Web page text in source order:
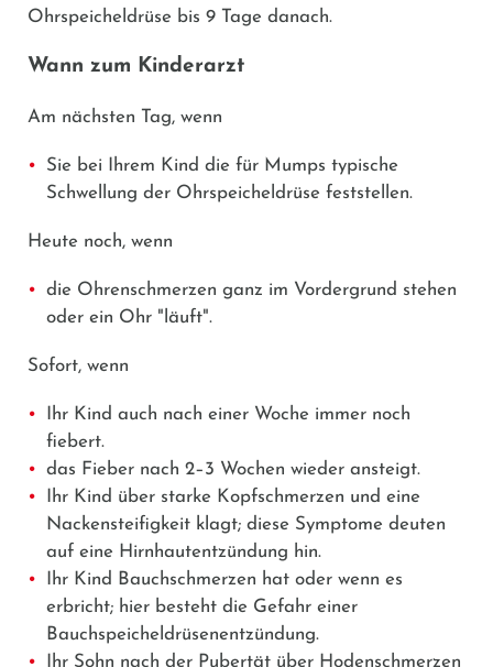
Ohrspeicheldrüse bis 9 Tage danach.
Wann zum Kinderarzt
Am nächsten Tag, wenn
Sie bei Ihrem Kind die für Mumps typische
Schwellung der Ohrspeicheldrüse feststellen.
Heute noch, wenn
die Ohrenschmerzen ganz im Vordergrund stehen
oder ein Ohr "läuft".
Sofort, wenn
Ihr Kind auch nach einer Woche immer noch
fiebert.
das Fieber nach 2–3 Wochen wieder ansteigt.
Ihr Kind über starke Kopfschmerzen und eine
Nackensteifigkeit klagt; diese Symptome deuten
auf eine Hirnhautentzündung hin.
Ihr Kind Bauchschmerzen hat oder wenn es
erbricht; hier besteht die Gefahr einer
Bauchspeicheldrüsenentzündung.
Ihr Sohn nach der Pubertät über Hodenschmerzen